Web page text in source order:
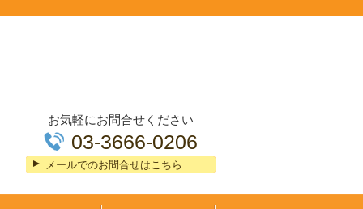
お気軽にお問合せください
03-3666-0206
メールでのお問合せはこちら